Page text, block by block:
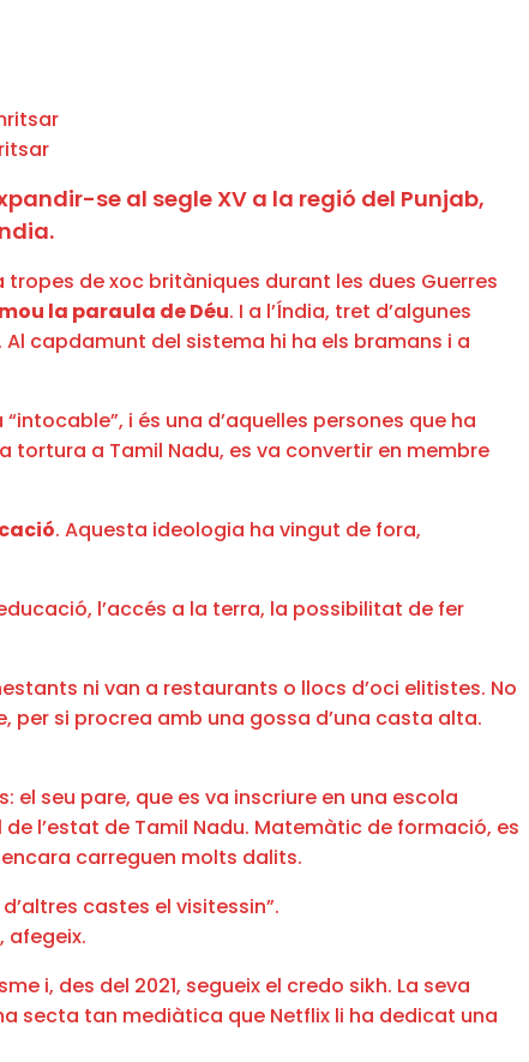
se al segle XV a la regió del Punjab,
de xoc britàniques durant les dues Guerres
la paraula de Déu. I a l’Índia, tret d’algunes
capdamunt del sistema hi ha els bramans i a
i és una d’aquelles persones que ha
tortura a Tamil Nadu, es va convertir en membre
. Aquesta ideologia ha vingut de fora,
l’accés a la terra, la possibilitat de fer
ni van a restaurants o llocs d’oci elitistes. No
per si procrea amb una gossa d’una casta alta.
el seu pare, que es va inscriure en una escola
l’estat de Tamil Nadu. Matemàtic de formació, es
carreguen molts dalits.
castes el visitessin”.
afegeix.
i, des del 2021, segueix el credo sikh. La seva
secta tan mediàtica que Netflix li ha dedicat una